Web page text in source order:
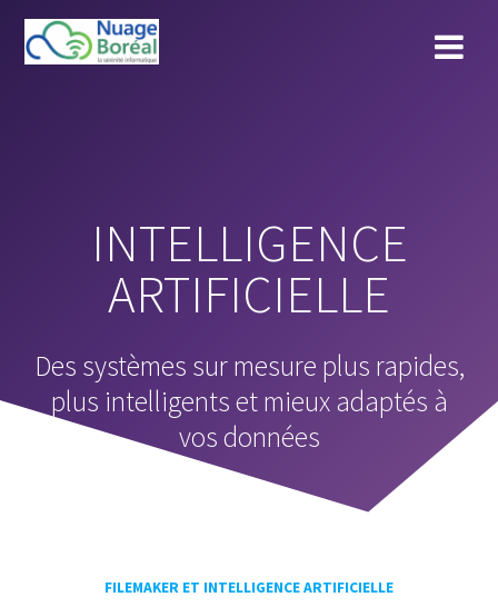
INTELLIGENCE
ARTIFICIELLE
Des systèmes sur mesure plus rapides,
plus intelligents et mieux adaptés à
vos données
FILEMAKER ET INTELLIGENCE ARTIFICIELLE